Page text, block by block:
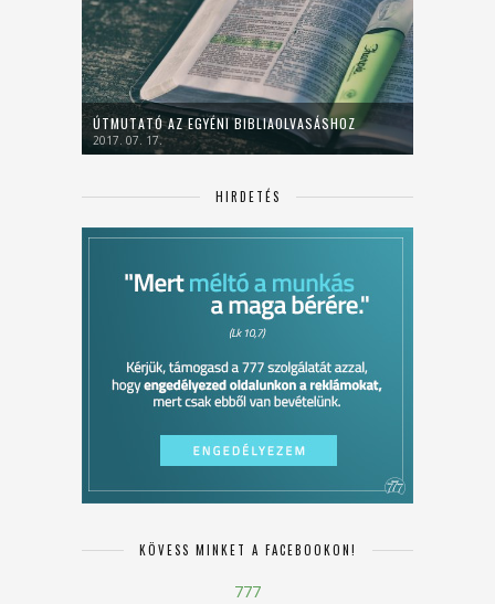
ÚTMUTATÓ AZ EGYÉNI BIBLIAOLVASÁSHOZ
2017. 07. 17.
HIRDETÉS
KÖVESS MINKET A FACEBOOKON!
777